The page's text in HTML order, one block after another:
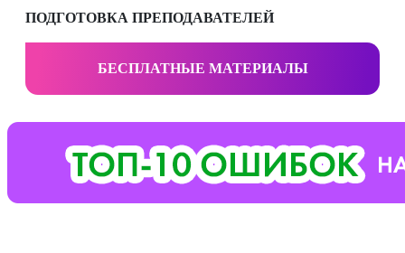
ПОДГОТОВКА ПРЕПОДАВАТЕЛЕЙ
БЕСПЛАТНЫЕ МАТЕРИАЛЫ